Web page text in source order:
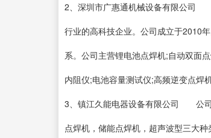
2、深圳市广惠通机械设备有限公司
行业的高科技企业。公司成立于2010
系。公司主营锂电池点焊机;自动双面
内阻仪;电池容量测试仪;高频逆变点
3、镇江久能电器设备有限公司 公司
点焊机，储能点焊机，超声波型三大